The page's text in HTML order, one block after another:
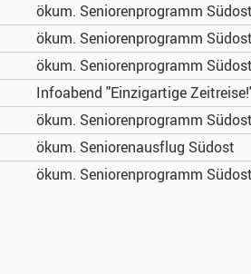
ökum. Seniorenprogramm
ökum. Seniorenprogramm
ökum. Seniorenprogramm
Infoabend "Einzigartige
ökum. Seniorenprogramm
ökum. Seniorenausflug Südost
ökum. Seniorenprogramm